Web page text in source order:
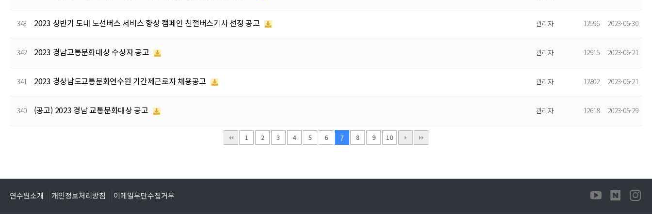
343 2023 상반기 도내 노선버스 서비스 향상 캠페인 친절버스기사 선정 공고 관리자 12596 2023-06-30
342 2023 경남교통문화대상 수상자 공고 관리자 12915 2023-06-21
341 2023 경상남도교통문화연수원 기간제근로자 채용공고 관리자 12802 2023-06-21
340 (공고) 2023 경남 교통문화대상 공고 관리자 12618 2023-05-29
1 2 3 4 5 6 7 8 9 10
연수원소개 개인정보처리방침 이메일무단수집거부